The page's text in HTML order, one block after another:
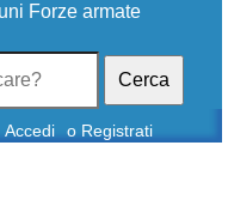
Forze armate
Cerca
Accedi o Registrati